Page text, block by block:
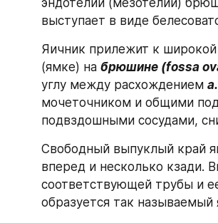
эндотелий (мезотелий)
выступает в виде
Яичник прилежит к
(ямке) на брюшине (fossa
углу между расхождением
мочеточником и общими
подвздошными сосудами,
Свободный выпуклый край
вперед и несколько кзади.
соответствующей трубы и
образуется так